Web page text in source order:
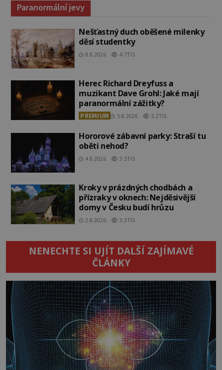
Paranormální jevy
Nešťastný duch oběšené milenky
děsí studentky
8.8.2026 4.7TIS
Herec Richard Dreyfuss a
muzikant Dave Grohl: Jaké mají
paranormální zážitky?
PREMIUM 5.8.2026 3.2TIS
Hororové zábavní parky: Straší tu
oběti nehod?
4.8.2026 3.5TIS
Kroky v prázdných chodbách a
přízraky v oknech: Nejděsivější
domy v Česku budí hrůzu
2.8.2026 3.3TIS
NENECHTE SI UJÍT DALŠÍ ZAJÍMAVÉ
ČLÁNKY